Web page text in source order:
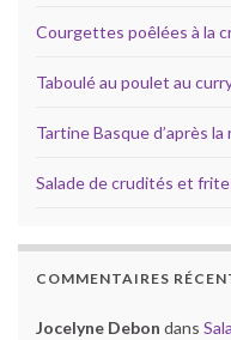
Courgettes poêlées à la
Taboulé au poulet au
Tartine Basque d’après
Salade de crudités et
COMMENTAIRES
Jocelyne Debon dans